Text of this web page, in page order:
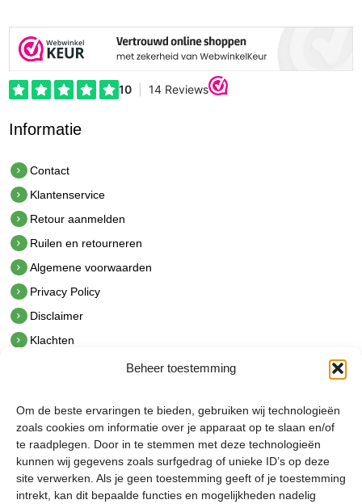
Beheer toestemming
Om de beste ervaringen te bieden, gebruiken wij technologieën
zoals cookies om informatie over je apparaat op te slaan en/of
te raadplegen. Door in te stemmen met deze technologieën
kunnen wij gegevens zoals surfgedrag of unieke ID’s op deze
site verwerken. Als je geen toestemming geeft of je toestemming
intrekt, kan dit bepaalde functies en mogelijkheden nadelig
Informatie
Contact
Klantenservice
Retour aanmelden
Ruilen en retourneren
Algemene voorwaarden
Privacy Policy
Disclaimer
Klachten
hetindustriehuis B.V.
De Hoek 1 1601 MR Enkhuizen
t.0228 53 00 40
e.info@hetindustriehuis.com
KVK 51483904
BTW NL850044522B01